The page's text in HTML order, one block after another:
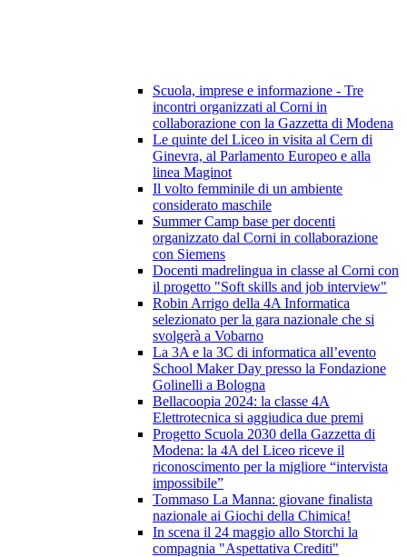
Scuola, imprese e informazione - Tre
incontri organizzati al Corni in
collaborazione con la Gazzetta di Modena
Le quinte del Liceo in visita al Cern di
Ginevra, al Parlamento Europeo e alla
linea Maginot
Il volto femminile di un ambiente
considerato maschile
Summer Camp base per docenti
organizzato dal Corni in collaborazione
con Siemens
Docenti madrelingua in classe al Corni con
il progetto "Soft skills and job interview"
Robin Arrigo della 4A Informatica
selezionato per la gara nazionale che si
svolgerà a Vobarno
La 3A e la 3C di informatica all’evento
School Maker Day presso la Fondazione
Golinelli a Bologna
Bellacoopia 2024: la classe 4A
Elettrotecnica si aggiudica due premi
Progetto Scuola 2030 della Gazzetta di
Modena: la 4A del Liceo riceve il
riconoscimento per la migliore “intervista
impossibile”
Tommaso La Manna: giovane finalista
nazionale ai Giochi della Chimica!
In scena il 24 maggio allo Storchi la
compagnia "Aspettativa Crediti"